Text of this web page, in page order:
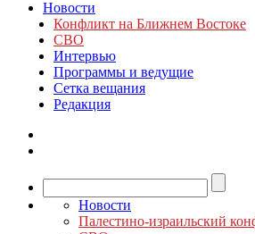
Новости
Конфликт на Ближнем Востоке
СВО
Интервью
Программы и ведущие
Сетка вещания
Редакция
Новости
Палестино-израильский